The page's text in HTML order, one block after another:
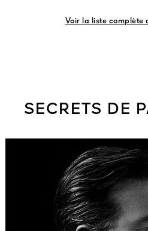
Voir la liste complète
SECRETS DE